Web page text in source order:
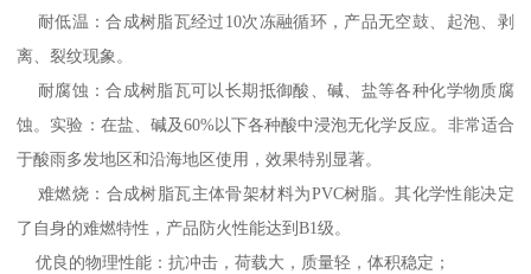
耐低温：合成树脂瓦经过10次冻融循环，产品无空鼓、起泡、剥
离、裂纹现象。
耐腐蚀：合成树脂瓦可以长期抵御酸、碱、盐等各种化学物质腐
蚀。实验：在盐、碱及60%以下各种酸中浸泡无化学反应。非常适合
于酸雨多发地区和沿海地区使用，效果特别显著。
难燃烧：合成树脂瓦主体骨架材料为PVC树脂。其化学性能决定
了自身的难燃特性，产品防火性能达到B1级。
优良的物理性能：抗冲击，荷载大，质量轻，体积稳定；